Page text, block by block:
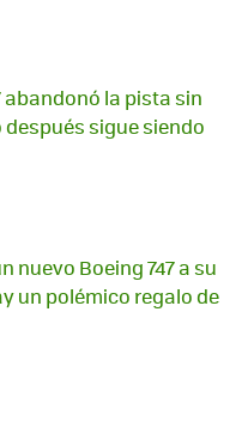
abandonó la pista sin
sigue siendo
nuevo Boeing 747 a su
un polémico regalo de